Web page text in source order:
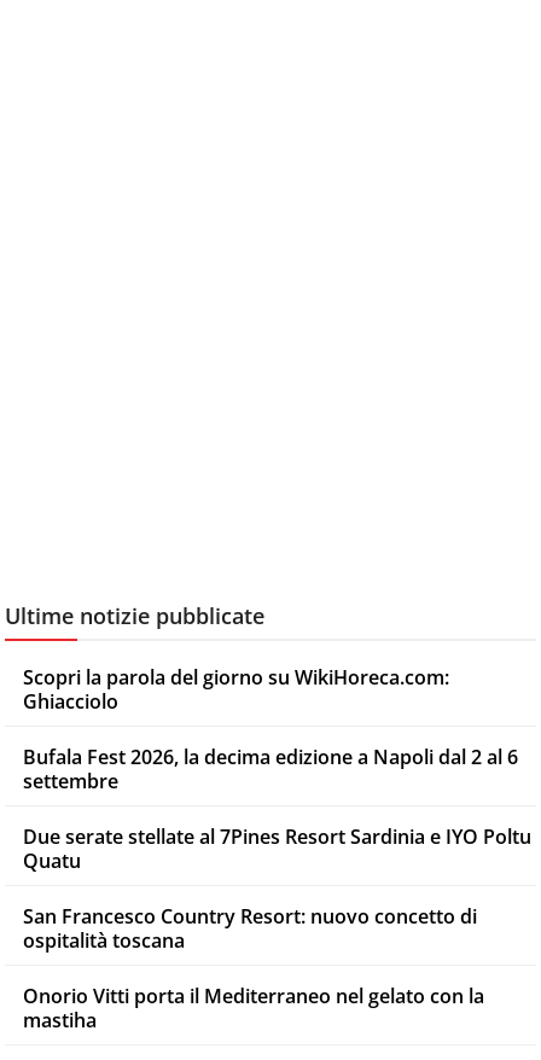
Ultime notizie pubblicate
Scopri la parola del giorno su WikiHoreca.com:
Ghiacciolo
Bufala Fest 2026, la decima edizione a Napoli dal 2 al 6
settembre
Due serate stellate al 7Pines Resort Sardinia e IYO Poltu
Quatu
San Francesco Country Resort: nuovo concetto di
ospitalità toscana
Onorio Vitti porta il Mediterraneo nel gelato con la
mastiha